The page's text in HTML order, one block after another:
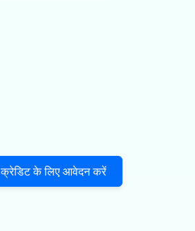
क्रेडिट के लिए आवेदन करें